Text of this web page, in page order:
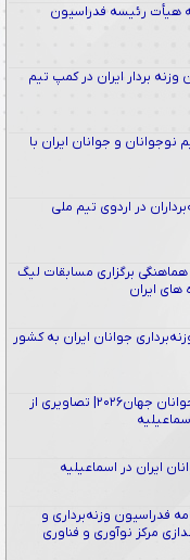
هیأت رئیسه فدراسیون
بردار ایران در کمپ تیم
نوجوانان و جوانان ایران با
در اردوی تیم ملی
برگزاری مسابقات لیگ
های ایران
جوانان ایران به کشور
مسابقات وزنه‌برداری قهرمانی جوانان جهان۲۰۲۶| تصاویری از
ایران در اسماعیلیه
فدراسیون وزنه‌برداری و
مرکز نوآوری و فناوری